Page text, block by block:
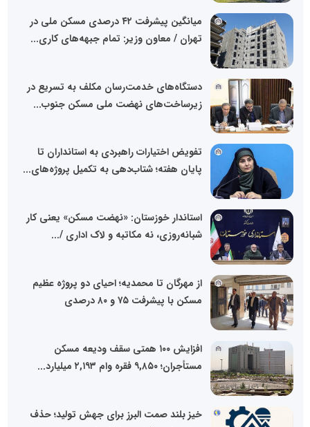
میانگین پیشرفت ۴۲ درصدی مسکن ملی در
تهران / معاون وزیر: تمام جبهه‌های کاری...
دستگاه‌های خدمت‌رسان مکلف به تسریع در
زیرساخت‌های نهضت ملی مسکن جنوب...
تفویض اختیارات راهبردی به استانداران تا
پایان هفته؛ شتاب‌دهی به تکمیل پروژه‌های...
استاندار خوزستان: «نهضت مسکن» یعنی کار
شبانه‌روزی، نه مکاتبه و لاک اداری /...
از مهرگان تا محمدیه؛ احیای دو پروژه عظیم
مسکن با پیشرفت ۷۵ و ۸۰ درصدی
افزایش ۱۰۰ همتی سقف ودیعه مسکن
مستأجران؛ ۹,۸۵۰ فقره وام ۲,۱۹۳ میلیارد...
خیز بلند صمت البرز برای جهش تولید؛ حذف